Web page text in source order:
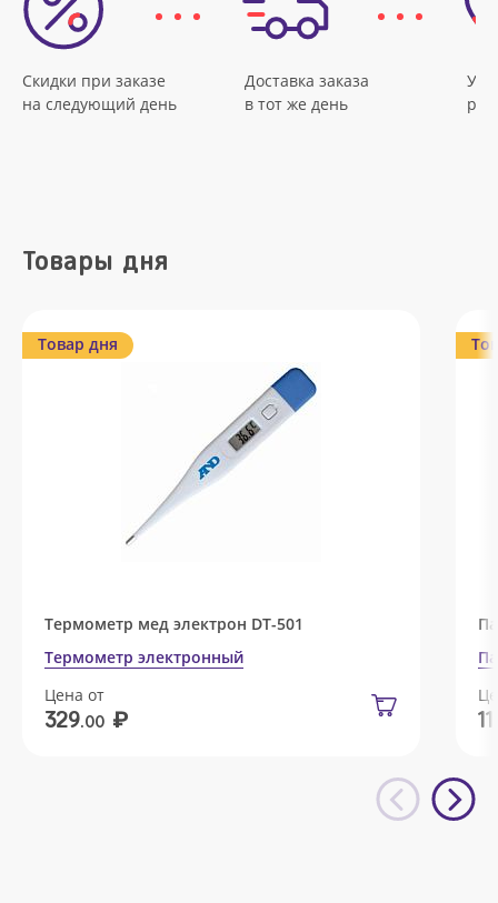
Скидки при заказе
на следующий день
Доставка заказа
в тот же день
Товары дня
Товар дня
Термометр мед электрон DT-501
Термометр электронный
Цена от
329.00 ₽ 11